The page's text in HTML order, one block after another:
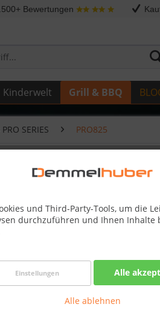
Bewertungen
Kinderwelt Grill & BBQ
und Third-Party-Tools, um die
durchzuführen und Ihnen
Einstellungen Alle
Alle ablehnen
SERIES PRO825